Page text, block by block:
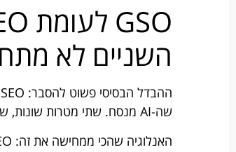
השניים לא
שה-AI מנסח. שתי מטרות שונות, שתי שיטות עבודה קצת שונות, אבל בסיס משותף לגמרי.